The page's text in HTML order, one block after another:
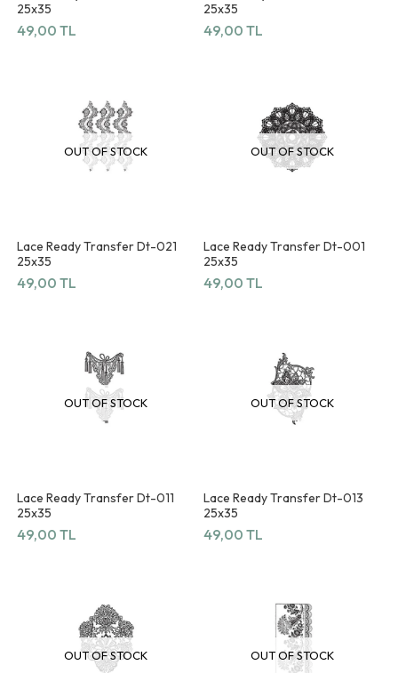
25x35
49,00 TL
25x35
49,00 TL
OUT OF STOCK
Lace Ready Transfer Dt-021
25x35
49,00 TL
OUT OF STOCK
Lace Ready Transfer Dt-001
25x35
49,00 TL
OUT OF STOCK
Lace Ready Transfer Dt-011
25x35
49,00 TL
OUT OF STOCK
Lace Ready Transfer Dt-013
25x35
49,00 TL
OUT OF STOCK OUT OF STOCK